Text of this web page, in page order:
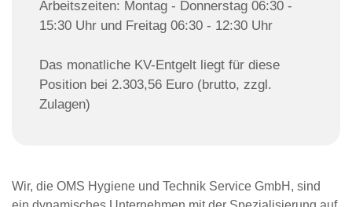
Immobilienverwaltung
Objektsicherheit
Immobiliensuche
Nachnutzungskonzepte
Arbeitszeiten: Montag - Donnerstag 06:30 -
15:30 Uhr und Freitag 06:30 - 12:30 Uhr
Das monatliche KV-Entgelt liegt für diese
Position bei 2.303,56 Euro (brutto, zzgl.
Zulagen)
Wir, die OMS Hygiene und Technik Service GmbH, sind